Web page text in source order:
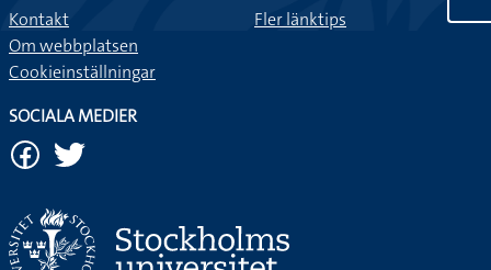
Kontakt
Om webbplatsen
Cookieinställningar
Fler länktips
SOCIALA MEDIER